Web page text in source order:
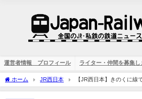
運営者情報 プロフィール ライター・仲間を募集し
ホーム JR西日本
【JR西日本】きのくに
歌山県全域がICOCA対応 2021年3月から